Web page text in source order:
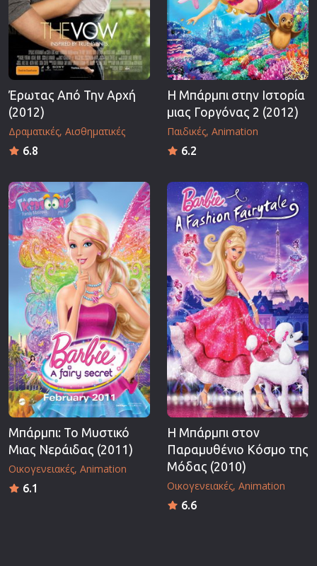
Έρωτας Από Την Αρχή
(2012)
Δραματικές Αισθηματικές
6.8
Η Μπάρμπι στην Ιστορία
μιας Γοργόνας 2 (2012)
Παιδικές Animation
6.2
Μπάρμπι: Το Μυστικό
Μιας Νεράιδας (2011)
Οικογενειακές Animation
6.1
Η Μπάρμπι στον
Παραμυθένιο Κόσμο της
Μόδας (2010)
Οικογενειακές Animation
6.6